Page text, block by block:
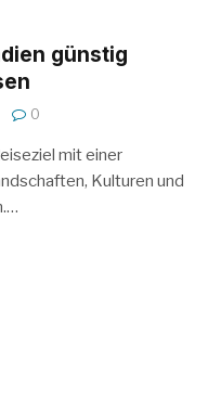
günstig
0
mit einer
Kulturen und